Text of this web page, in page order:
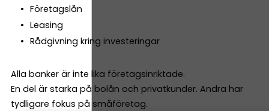
Företagslån
Leasing
Rådgivning kring investeringar
Alla banker är inte lika företagsinriktade.
En del är starka på bolån och privatkunder. Andra har
tydligare fokus på småföretag.